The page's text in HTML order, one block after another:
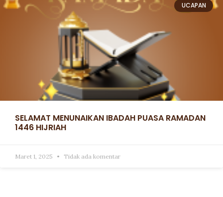
UCAPAN
SELAMAT MENUNAIKAN IBADAH PUASA RAMADAN
1446 HIJRIAH
Maret 1, 2025 Tidak ada komentar